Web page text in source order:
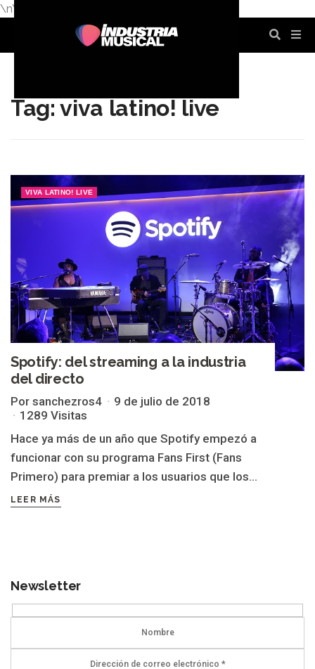
\n\n
Tag: viva latino! live
VIVA LATINO! LIVE
Spotify: del streaming a la industria
del directo
Por sanchezros4
9 de julio de 2018
1289 Visitas
Hace ya más de un año que Spotify empezó a
funcionar con su programa Fans First (Fans
Primero) para premiar a los usuarios que los...
LEER MÁS
Newsletter